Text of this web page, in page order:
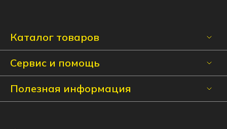
Каталог товаров
Сервис и помощь
Полезная информация